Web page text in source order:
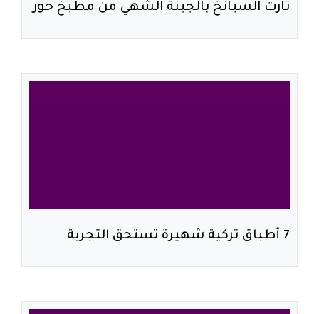
تارت السبانخ بالجبنة الشهي من مطبخ حور
7 أطباق تركية شهيرة تستحق التجربة